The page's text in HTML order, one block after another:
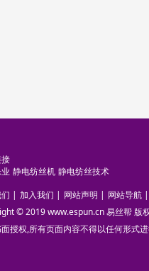
静电纺丝机 静电纺丝技术
| 加入我们 | 网站声明 | 网站导航 |
© 2019 www.espun.cn 易丝帮 版
授权,所有页面内容不得以任何形式